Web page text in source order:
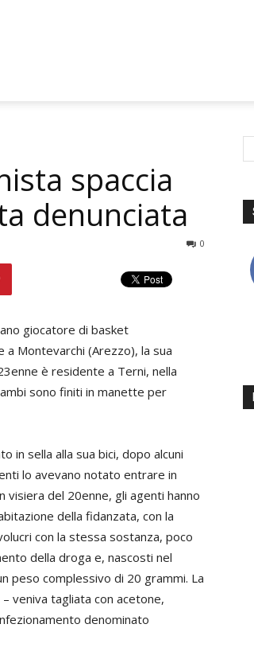
spaccia
denunciata
0
giocatore di basket
Montevarchi (Arezzo), la sua
è residente a Terni, nella
sono finiti in manette per
in sella alla sua bici, dopo alcuni
lo avevano notato entrare in
del 20enne, gli agenti hanno
della fidanzata, con la
con la stessa sostanza, poco
della droga e, nascosti nel
peso complessivo di 20 grammi. La
veniva tagliata con acetone,
denominato